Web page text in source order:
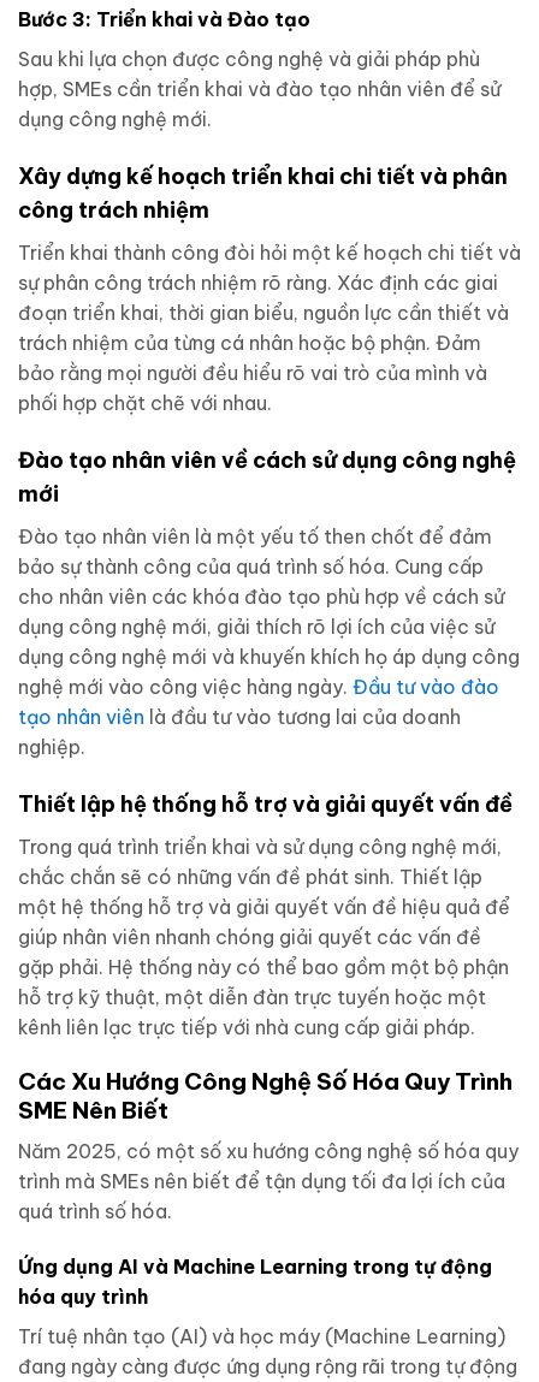
Bước 3: Triển khai và Đào tạo
Sau khi lựa chọn được công nghệ và giải pháp phù
hợp, SMEs cần triển khai và đào tạo nhân viên để sử
dụng công nghệ mới.
Xây dựng kế hoạch triển khai chi tiết và phân
công trách nhiệm
Triển khai thành công đòi hỏi một kế hoạch chi tiết và
sự phân công trách nhiệm rõ ràng. Xác định các giai
đoạn triển khai, thời gian biểu, nguồn lực cần thiết và
trách nhiệm của từng cá nhân hoặc bộ phận. Đảm
bảo rằng mọi người đều hiểu rõ vai trò của mình và
phối hợp chặt chẽ với nhau.
Đào tạo nhân viên về cách sử dụng công nghệ
mới
Đào tạo nhân viên là một yếu tố then chốt để đảm
bảo sự thành công của quá trình số hóa. Cung cấp
cho nhân viên các khóa đào tạo phù hợp về cách sử
dụng công nghệ mới, giải thích rõ lợi ích của việc sử
dụng công nghệ mới và khuyến khích họ áp dụng công
nghệ mới vào công việc hàng ngày. Đầu tư vào đào
tạo nhân viên là đầu tư vào tương lai của doanh
nghiệp.
Thiết lập hệ thống hỗ trợ và giải quyết vấn đề
Trong quá trình triển khai và sử dụng công nghệ mới,
chắc chắn sẽ có những vấn đề phát sinh. Thiết lập
một hệ thống hỗ trợ và giải quyết vấn đề hiệu quả để
giúp nhân viên nhanh chóng giải quyết các vấn đề
gặp phải. Hệ thống này có thể bao gồm một bộ phận
hỗ trợ kỹ thuật, một diễn đàn trực tuyến hoặc một
kênh liên lạc trực tiếp với nhà cung cấp giải pháp.
Các Xu Hướng Công Nghệ Số Hóa Quy Trình
SME Nên Biết
Năm 2025, có một số xu hướng công nghệ số hóa quy
trình mà SMEs nên biết để tận dụng tối đa lợi ích của
quá trình số hóa.
Ứng dụng AI và Machine Learning trong tự động
hóa quy trình
Trí tuệ nhân tạo (AI) và học máy (Machine Learning)
đang ngày càng được ứng dụng rộng rãi trong tự động